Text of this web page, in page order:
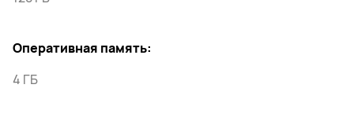
Оперативная память:
4 ГБ